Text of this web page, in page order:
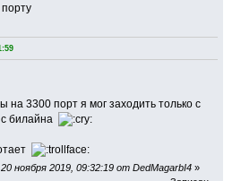
на 3300 порт я мог заходить только с
билайна
ноября 2019, 09:32:19 от DedMagarbI4 »